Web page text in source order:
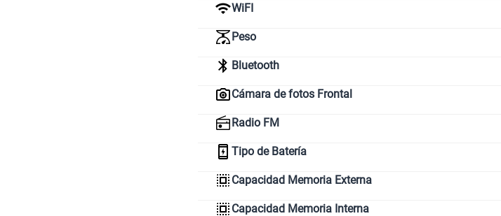
WiFI
Peso
Bluetooth
Cámara de fotos Frontal
Radio FM
Tipo de Batería
Capacidad Memoria Externa
Capacidad Memoria Interna